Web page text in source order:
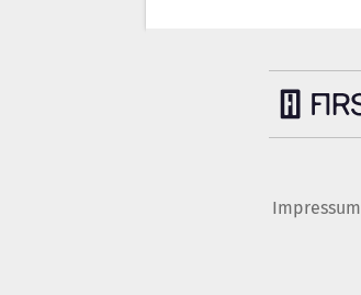
Impressum